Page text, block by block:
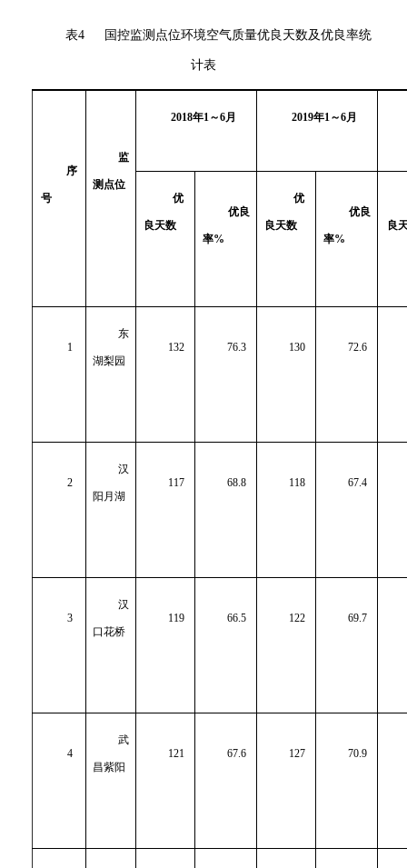
表4 国控监测点位环境空气质量优良天数及优良率统
计表
序
号
监
测点位
2018年1～6月 2019年1～6月
优
良天数
优良
率%
优
良天数
优良
率%
良
1
东
湖梨园
132 76.3 130 72.6
2
汉
阳月湖
117 68.8 118 67.4
3
汉
口花桥
119 66.5 122 69.7
4
武
昌紫阳
121 67.6 127 70.9